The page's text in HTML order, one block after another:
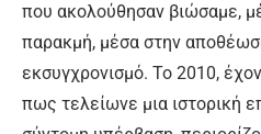
που ακολούθησαν βιώσαμε,
παρακμή, μέσα στην
εκσυγχρονισμό. Το 2010,
πως τελείωνε μια ιστορική